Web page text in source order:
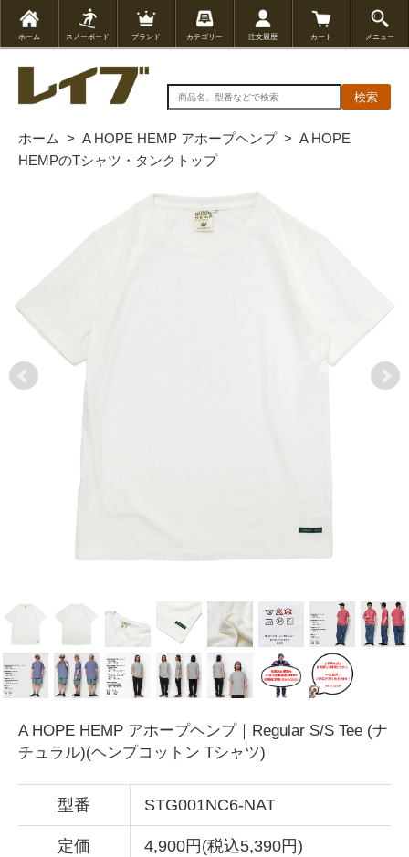
ホーム スノーボード ブランド カテゴリー 注文履歴 カート メニュー
検索
ホーム > A HOPE HEMP アホープヘンプ> A HOPE
HEMPのTシャツ・タンクトップ
A HOPE HEMP アホープヘンプ｜Regular S/S Tee (ナ
チュラル)(ヘンプコットン Tシャツ)
型番 STG001NC6-NAT
定価 4,900円(税込5,390円)